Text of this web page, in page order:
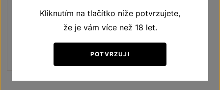
Veltlínské zelené 5+1
Vína s příběhem Jubilejní vína
Kliknutím na tlačítko níže potvrzujete,
že je vám více než 18 let.
POTVRZUJI